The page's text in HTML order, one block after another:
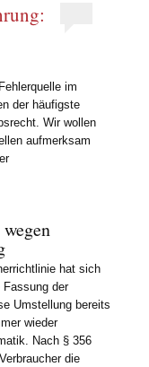
im
der häufigste
Wir wollen
aufmerksam
hat sich
Fassung der
Umstellung bereits
wieder
Nach § 356
die